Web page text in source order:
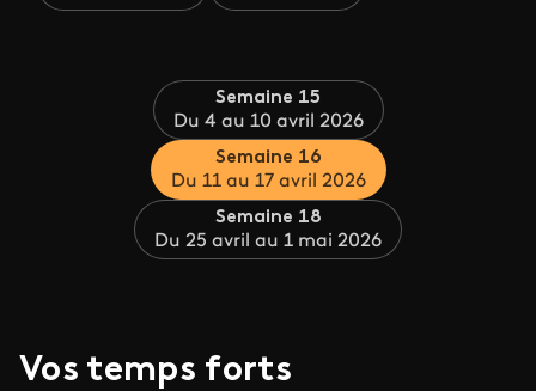
Semaine 15
Du 4 au 10 avril 2026
Semaine 16
Du 11 au 17 avril 2026
Semaine 18
Du 25 avril au 1 mai 2026
Vos temps forts